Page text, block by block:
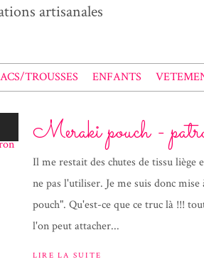
artisanales
TROUSSES ENFANTS
Meraki pouch -
Il me restait des chutes de tissu
ne pas l'utiliser. Je me suis donc
pouch". Qu'est-ce que ce truc là !!!
l'on peut attacher...
LIRE LA SUITE